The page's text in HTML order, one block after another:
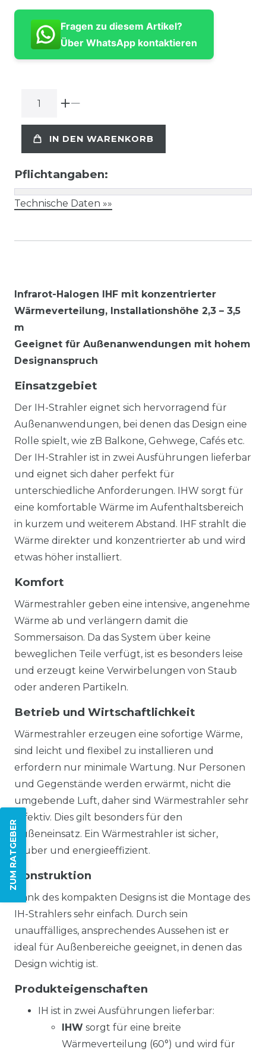
ZUM RATGEBER
Fragen zu diesem Artikel?
Über WhatsApp kontaktieren
IN DEN WARENKORB
Pflichtangaben:
Technische Daten »»
Infrarot-Halogen IHF mit konzentrierter
Wärmeverteilung, Installationshöhe 2,3 – 3,5
m
Geeignet für Außenanwendungen mit hohem
Designanspruch
Einsatzgebiet
Der IH-Strahler eignet sich hervorragend für
Außenanwendungen, bei denen das Design eine
Rolle spielt, wie zB Balkone, Gehwege, Cafés etc.
Der IH-Strahler ist in zwei Ausführungen lieferbar
und eignet sich daher perfekt für
unterschiedliche Anforderungen. IHW sorgt für
eine komfortable Wärme im Aufenthaltsbereich
in kurzem und weiterem Abstand. IHF strahlt die
Wärme direkter und konzentrierter ab und wird
etwas höher installiert.
Komfort
Wärmestrahler geben eine intensive, angenehme
Wärme ab und verlängern damit die
Sommersaison. Da das System über keine
beweglichen Teile verfügt, ist es besonders leise
und erzeugt keine Verwirbelungen von Staub
oder anderen Partikeln.
Betrieb und Wirtschaftlichkeit
Wärmestrahler erzeugen eine sofortige Wärme,
sind leicht und flexibel zu installieren und
erfordern nur minimale Wartung. Nur Personen
und Gegenstände werden erwärmt, nicht die
umgebende Luft, daher sind Wärmestrahler sehr
effektiv. Dies gilt besonders für den
Außeneinsatz. Ein Wärmestrahler ist sicher,
sauber und energieeffizient.
Konstruktion
Dank des kompakten Designs ist die Montage des
IH-Strahlers sehr einfach. Durch sein
unauffälliges, ansprechendes Aussehen ist er
ideal für Außenbereiche geeignet, in denen das
Design wichtig ist.
Produkteigenschaften
IH ist in zwei Ausführungen lieferbar:
IHW sorgt für eine breite
Wärmeverteilung (60°) und wird für